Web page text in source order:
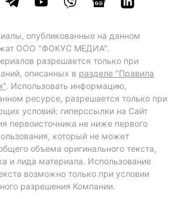
опубликованные на данном
ООО "ФОКУС МЕДИА".
разрешается только при
описанных в разделе "Правила
. Использовать информацию,
ресурсе, разрешается только при
условий: гиперссылки на Сайт
первоисточника не ниже первого
который не может
объема оригинального текста,
и лида материала. Использование
возможно только при условии
разрешения Компании.